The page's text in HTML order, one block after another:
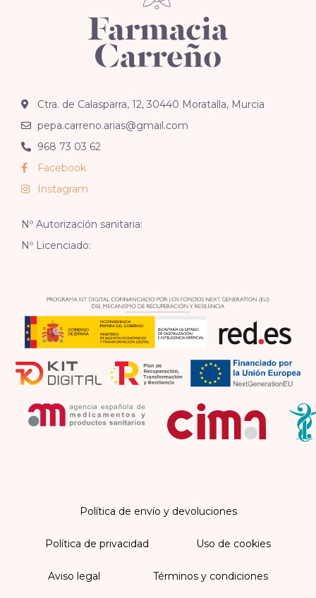
Ctra. de Calasparra, 12, 30440 Moratalla, Murcia
pepa.carreno.arias@gmail.com
968 73 03 62
Facebook
Instagram
Nº Autorización sanitaria:
Nº Licenciado:
Política de envío y devoluciones
Política de privacidad Uso de cookies
Aviso legal Términos y condiciones